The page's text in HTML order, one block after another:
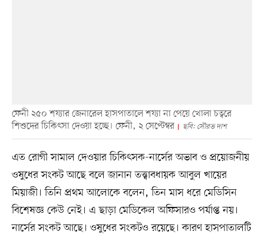
ফেনী ২৫০ শয্যার জেনারেল হাসপাতালে শয্যা না পেয়ে খোলা চত্বরে
শিশুদের চিকিৎসা দেওয়া হচ্ছে। ফেনী, ২ সেপ্টেম্বর
ছবি: সৌরভ দাশ
এত রোগী সামাল দেওয়ার চিকিৎসক-নার্সের অভাব ও প্রয়োজনীয়
ওষুধের সংকট আছে বলে জানান তত্ত্বাবধায়ক আবুল খায়ের
মিয়াজী। তিনি প্রথম আলোকে বলেন, তিন মাস ধরে মেডিসিন
বিশেষজ্ঞ কেউ নেই। এ ছাড়া মেডিকেল অফিসারও পর্যাপ্ত নয়।
নার্সের সংকট আছে। ওষুধের সংকটও রয়েছে। কারণ হাসপাতালটি